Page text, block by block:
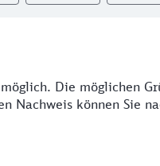
Die möglichen
Nachweis können Sie